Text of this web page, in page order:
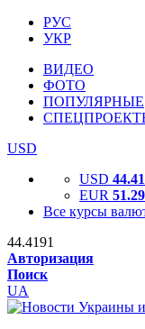
РУС
УКР
ВИДЕО
ФОТО
ПОПУЛЯРНЫЕ
USD
USD
EUR
Все курсы
44.4191
Авторизация
Поиск
UA